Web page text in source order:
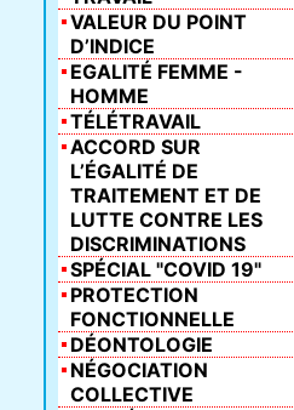
VALEUR DU POINT
D’INDICE
EGALITÉ FEMME -
HOMME
TÉLÉTRAVAIL
ACCORD SUR
L’ÉGALITÉ DE
TRAITEMENT ET DE
LUTTE CONTRE LES
DISCRIMINATIONS
SPÉCIAL "COVID 19"
PROTECTION
FONCTIONNELLE
DÉONTOLOGIE
NÉGOCIATION
COLLECTIVE